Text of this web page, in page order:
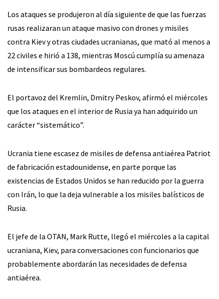
Los ataques se produjeron al día siguiente de que las fuerzas
rusas realizaran un ataque masivo con drones y misiles
contra Kiev y otras ciudades ucranianas, que mató al menos a
22 civiles e hirió a 138, mientras Moscú cumplía su amenaza
de intensificar sus bombardeos regulares.
El portavoz del Kremlin, Dmitry Peskov, afirmó el miércoles
que los ataques en el interior de Rusia ya han adquirido un
carácter “sistemático”.
Ucrania tiene escasez de misiles de defensa antiaérea Patriot
de fabricación estadounidense, en parte porque las
existencias de Estados Unidos se han reducido por la guerra
con Irán, lo que la deja vulnerable a los misiles balísticos de
Rusia.
El jefe de la OTAN, Mark Rutte, llegó el miércoles a la capital
ucraniana, Kiev, para conversaciones con funcionarios que
probablemente abordarán las necesidades de defensa
antiaérea.